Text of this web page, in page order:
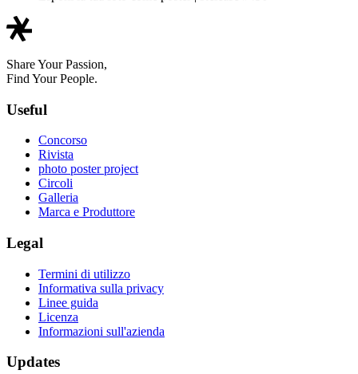
Share Your Passion,
Find Your People.
Useful
Concorso
Rivista
photo poster project
Circoli
Galleria
Marca e Produttore
Legal
Termini di utilizzo
Informativa sulla privacy
Linee guida
Licenza
Informazioni sull'azienda
Updates